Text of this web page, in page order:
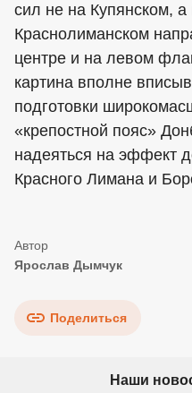
сил не на Купянском,
Краснолиманском
центре и на левом
картина вполне
подготовки
«крепостной пояс»
надеяться на эффект
Красного Лимана и
Ярослав Дымчук
Поделиться
Наши